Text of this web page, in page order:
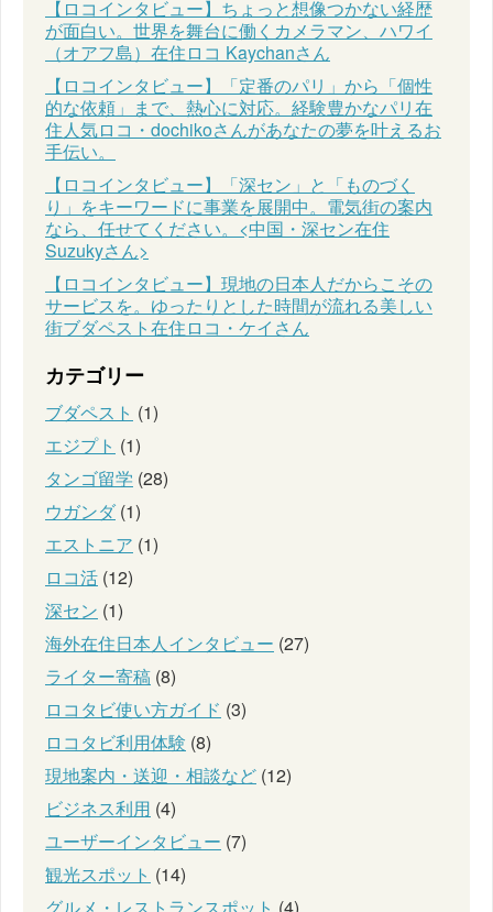
【ロコインタビュー】ちょっと想像つかない経歴
が面白い。世界を舞台に働くカメラマン、ハワイ
（オアフ島）在住ロコ Kaychanさん
【ロコインタビュー】「定番のパリ」から「個性
的な依頼」まで、熱心に対応。経験豊かなパリ在
住人気ロコ・dochikoさんがあなたの夢を叶えるお
手伝い。
【ロコインタビュー】「深セン」と「ものづく
り」をキーワードに事業を展開中。電気街の案内
なら、任せてください。<中国・深セン在住
Suzukyさん>
【ロコインタビュー】現地の日本人だからこその
サービスを。ゆったりとした時間が流れる美しい
街ブダペスト在住ロコ・ケイさん
カテゴリー
ブダペスト (1)
エジプト (1)
タンゴ留学 (28)
ウガンダ(1)
エストニア (1)
ロコ活 (12)
深セン (1)
海外在住日本人インタビュー (27)
ライター寄稿 (8)
ロコタビ使い方ガイド (3)
ロコタビ利用体験 (8)
現地案内・送迎・相談など (12)
ビジネス利用 (4)
ユーザーインタビュー (7)
観光スポット (14)